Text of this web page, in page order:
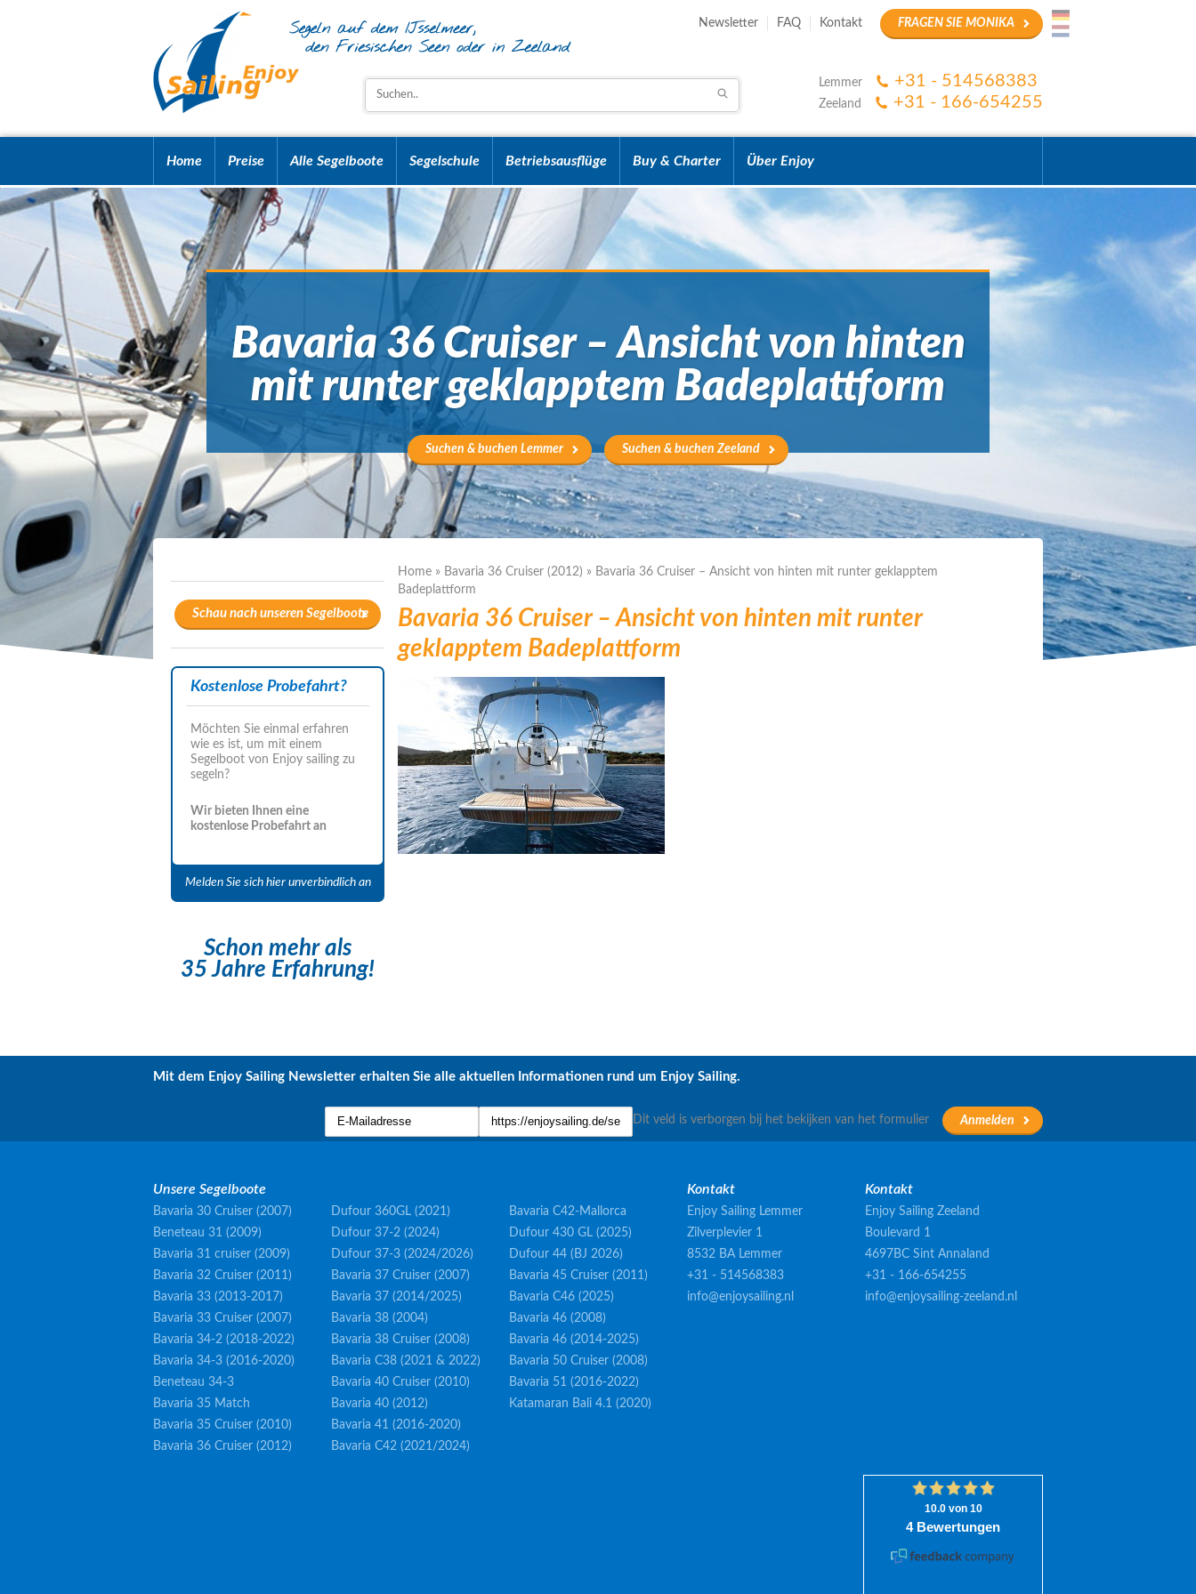
FRAGEN SIE MONIKA
Newsletter FAQ Kontakt
Lemmer +31 - 514568383
Zeeland +31 - 166-654255
Home Preise Alle Segelboote Segelschule Betriebsausflüge Buy & Charter Über Enjoy
Bavaria 36 Cruiser – Ansicht von hinten
mit runter geklapptem Badeplattform
Suchen & buchen Lemmer Suchen & buchen Zeeland
Home » Bavaria 36 Cruiser (2012) » Bavaria 36 Cruiser – Ansicht von hinten mit runter geklapptem
Badeplattform
Bavaria 36 Cruiser – Ansicht von hinten mit runter
geklapptem Badeplattform
Schau nach unseren Segelboote
Kostenlose Probefahrt?
Möchten Sie einmal erfahren
wie es ist, um mit einem
Segelboot von Enjoy sailing zu
segeln?
Wir bieten Ihnen eine
kostenlose Probefahrt an
Melden Sie sich hier unverbindlich an
Schon mehr als
35 Jahre Erfahrung!
Mit dem Enjoy Sailing Newsletter erhalten Sie alle aktuellen Informationen rund um Enjoy Sailing.
Dit veld is verborgen bij het bekijken van het formulier
Unsere Segelboote
Bavaria 30 Cruiser (2007)
Beneteau 31 (2009)
Bavaria 31 cruiser (2009)
Bavaria 32 Cruiser (2011)
Bavaria 33 (2013-2017)
Bavaria 33 Cruiser (2007)
Bavaria 34-2 (2018-2022)
Bavaria 34-3 (2016-2020)
Beneteau 34-3
Bavaria 35 Match
Bavaria 35 Cruiser (2010)
Bavaria 36 Cruiser (2012)
Dufour 360GL (2021)
Dufour 37-2 (2024)
Dufour 37-3 (2024/2026)
Bavaria 37 Cruiser (2007)
Bavaria 37 (2014/2025)
Bavaria 38 (2004)
Bavaria 38 Cruiser (2008)
Bavaria C38 (2021 & 2022)
Bavaria 40 Cruiser (2010)
Bavaria 40 (2012)
Bavaria 41 (2016-2020)
Bavaria C42 (2021/2024)
Bavaria C42-Mallorca
Dufour 430 GL (2025)
Dufour 44 (BJ 2026)
Bavaria 45 Cruiser (2011)
Bavaria C46 (2025)
Bavaria 46 (2008)
Bavaria 46 (2014-2025)
Bavaria 50 Cruiser (2008)
Bavaria 51 (2016-2022)
Katamaran Bali 4.1 (2020)
Kontakt
Enjoy Sailing Lemmer
Zilverplevier 1
8532 BA Lemmer
+31 - 514568383
info@enjoysailing.nl
Kontakt
Enjoy Sailing Zeeland
Boulevard 1
4697BC Sint Annaland
+31 - 166-654255
info@enjoysailing-zeeland.nl